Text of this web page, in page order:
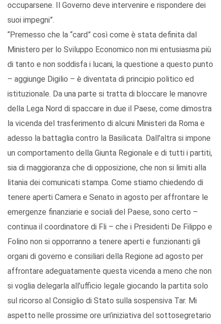
occuparsene. Il Governo deve intervenire e rispondere dei
suoi impegni”.
“Premesso che la “card” così come è stata definita dal
Ministero per lo Sviluppo Economico non mi entusiasma più
di tanto e non soddisfa i lucani, la questione a questo punto
– aggiunge Digilio – è diventata di principio politico ed
istituzionale. Da una parte si tratta di bloccare le manovre
della Lega Nord di spaccare in due il Paese, come dimostra
la vicenda del trasferimento di alcuni Ministeri da Roma e
adesso la battaglia contro la Basilicata. Dall’altra si impone
un comportamento della Giunta Regionale e di tutti i partiti,
sia di maggioranza che di opposizione, che non si limiti alla
litania dei comunicati stampa. Come stiamo chiedendo di
tenere aperti Camera e Senato in agosto per affrontare le
emergenze finanziarie e sociali del Paese, sono certo –
continua il coordinatore di Fli – che i Presidenti De Filippo e
Folino non si opporranno a tenere aperti e funzionanti gli
organi di governo e consiliari della Regione ad agosto per
affrontare adeguatamente questa vicenda a meno che non
si voglia delegarla all’ufficio legale giocando la partita solo
sul ricorso al Consiglio di Stato sulla sospensiva Tar. Mi
aspetto nelle prossime ore un’iniziativa del sottosegretario